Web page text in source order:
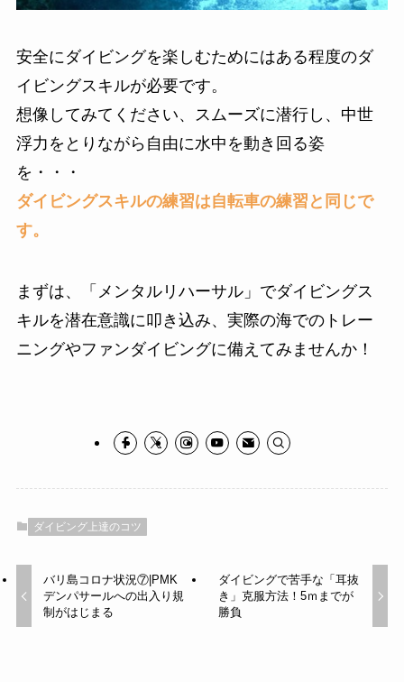
安全にダイビングを楽しむためにはある程度のダ
イビングスキルが必要です。
想像してみてください、スムーズに潜行し、中世
浮力をとりながら自由に水中を動き回る姿
を・・・
ダイビングスキルの練習は自転車の練習と同じで
す。
まずは、「メンタルリハーサル」でダイビングス
キルを潜在意識に叩き込み、実際の海でのトレー
ニングやファンダイビングに備えてみませんか！
ダイビング上達のコツ
バリ島コロナ状況⑦|PMK
デンパサールへの出入り規
制がはじまる
ダイビングで苦手な「耳抜
き」克服方法！5ｍまでが
勝負